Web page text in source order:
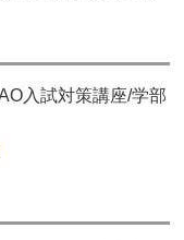
入試対策講座/学部